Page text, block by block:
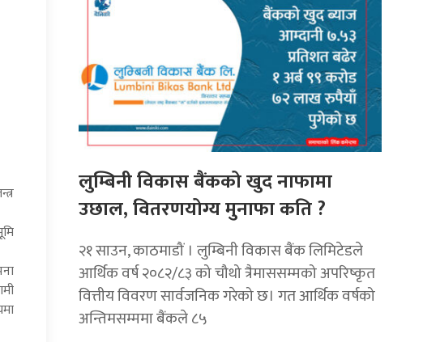
लुम्बिनी विकास बैंकको खुद नाफामा
उछाल, वितरणयोग्य मुनाफा कति ?
२१ साउन, काठमाडौं । लुम्बिनी विकास बैंक लिमिटेडले
आर्थिक वर्ष २०८२/८३ को चौथो त्रैमाससम्मको अपरिष्कृत
वित्तीय विवरण सार्वजनिक गरेको छ। गत आर्थिक वर्षको
अन्तिमसम्ममा बैंकले ८५